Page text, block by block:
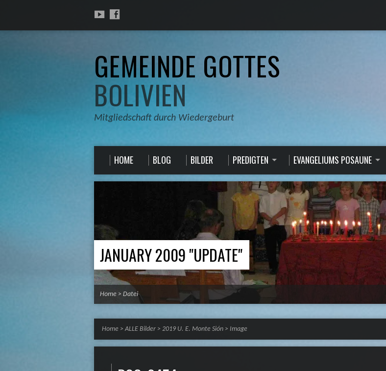
GEMEINDE GOTTES
BOLIVIEN
Mitgliedschaft durch Wiedergeburt
HOME BLOG BILDER PREDIGTEN EVANGELIUMS POSAUNE
JANUARY 2009 "UPDATE"
Home > Datei
Home > ALLE Bilder > 2019 U. E. Monte Sión > Image